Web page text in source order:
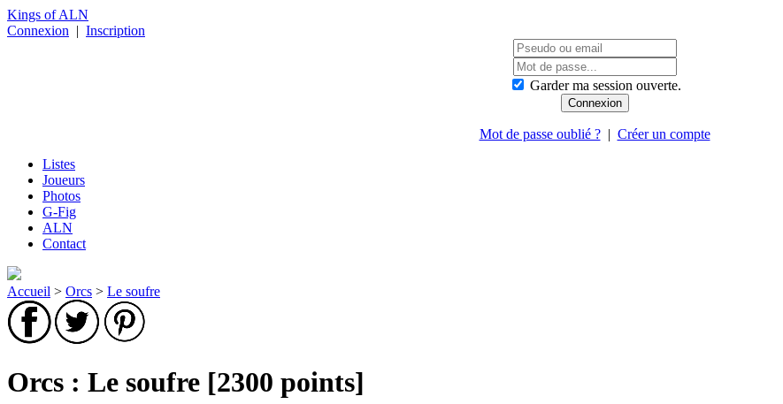
Kings of ALN
Connexion | Inscription
Garder ma session ouverte.
Mot de passe oublié ?| Créer un compte
Listes
Joueurs
Photos
G-Fig
ALN
Contact
Accueil > Orcs > Le soufre
Orcs : Le soufre [2300 points]